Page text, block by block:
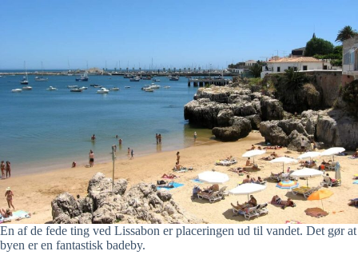
En af de fede ting ved Lissabon er placeringen ud til vandet. Det gør at
byen er en fantastisk badeby.